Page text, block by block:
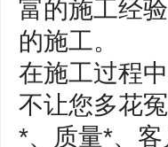
富的施工经
的施工。
在施工过程
不让您多花
*、质量*、客